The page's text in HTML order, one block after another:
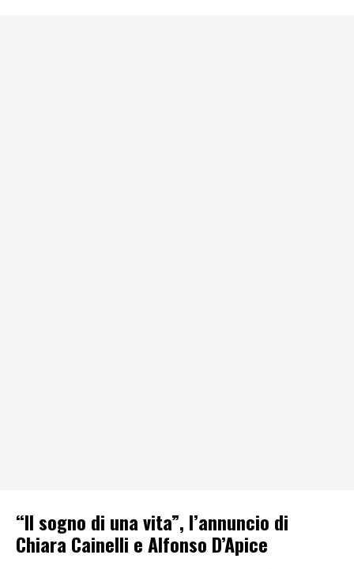
“Il sogno di una vita”, l’annuncio di
Chiara Cainelli e Alfonso D’Apice